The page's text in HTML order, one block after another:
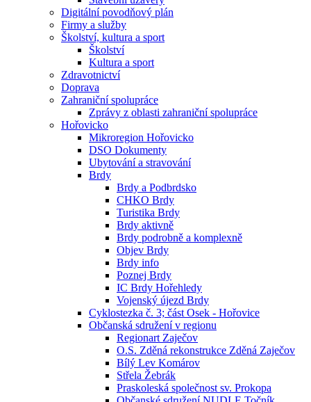
Digitální povodňový plán
Firmy a služby
Školství, kultura a sport
Školství
Kultura a sport
Zdravotnictví
Doprava
Zahraniční spolupráce
Zprávy z oblasti zahraniční spolupráce
Hořovicko
Mikroregion Hořovicko
DSO Dokumenty
Ubytování a stravování
Brdy
Brdy a Podbrdsko
CHKO Brdy
Turistika Brdy
Brdy aktivně
Brdy podrobně a komplexně
Objev Brdy
Brdy info
Poznej Brdy
IC Brdy Hořehledy
Vojenský újezd Brdy
Cyklostezka č. 3; část Osek - Hořovice
Občanská sdružení v regionu
Regionart Zaječov
O.S. Zděná rekonstrukce Zděná Zaječov
Bílý Lev Komárov
Střela Žebrák
Praskoleská společnost sv. Prokopa